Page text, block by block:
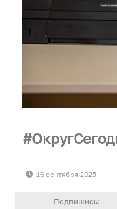
16 сентября 2025